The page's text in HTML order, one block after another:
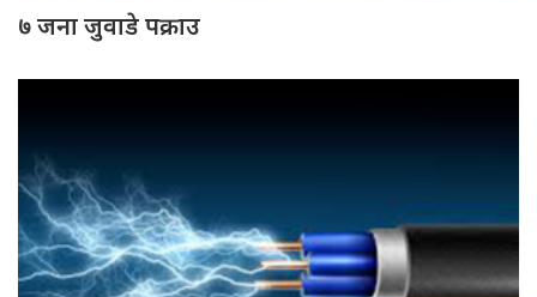
७ जना जुवाडे पक्राउ